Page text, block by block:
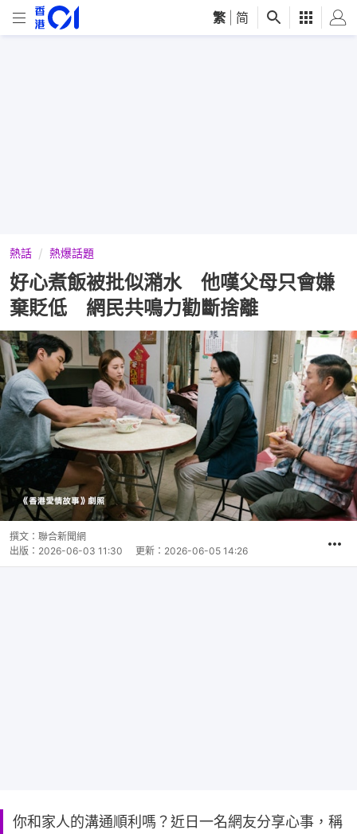
繁 简
熱話 熱爆話題
好心煮飯被批似潲水 他嘆父母只會嫌
棄貶低 網民共鳴力勸斷捨離
撰文： 聯合新聞網
出版： 2026-06-03 11:30 更新： 2026-06-05 14:26
你和家人的溝通順利嗎？近日一名網友分享心事，稱